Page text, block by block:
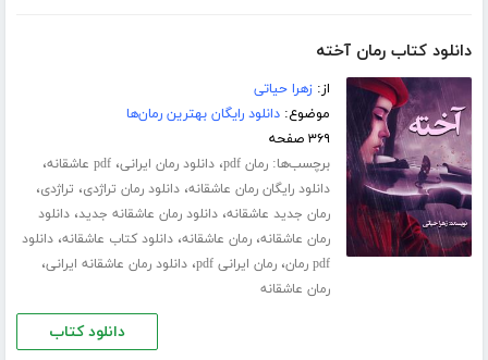
دانلود کتاب رمان آخته
از:زهرا حیاتی
موضوع:دانلود رایگان بهترین رمان‌ها
۳۶۹ صفحه
برچسب‌ها:رمان pdf ،دانلود رمان ایرانی،pdf عاشقانه ،
دانلود رایگان رمان عاشقانه،دانلود رمان تراژدی، تراژدی،
رمان جدید عاشقانه،دانلود رمان عاشقانه جدید،دانلود
رمان عاشقانه،رمان عاشقانه،دانلود کتاب عاشقانه،دانلود
pdf رمان
،رمان ایرانی pdf ،دانلود رمان عاشقانه ایرانی،
رمان عاشقانه
دانلود کتاب